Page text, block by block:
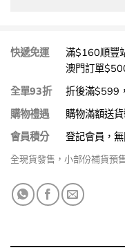
快遞免運
滿$160順豐
澳門訂單
全單93折
折後滿$599
購物禮遇
購物滿額送
會員積分
登記會員，
全現貨發售，小部份補貨預